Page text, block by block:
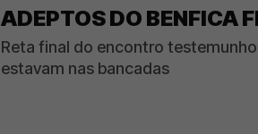
ADEPTOS DO BENFICA
Reta final do encontro
estavam nas bancadas